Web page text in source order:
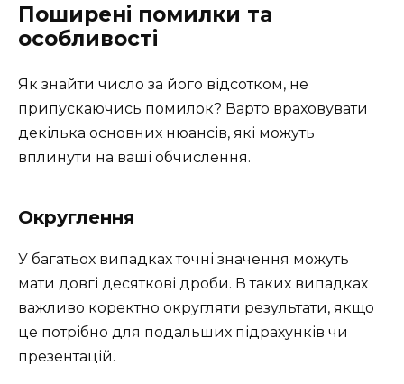
Поширені помилки та
особливості
Як знайти число за його відсотком, не
припускаючись помилок? Варто враховувати
декілька основних нюансів, які можуть
вплинути на ваші обчислення.
Округлення
У багатьох випадках точні значення можуть
мати довгі десяткові дроби. В таких випадках
важливо коректно округляти результати, якщо
це потрібно для подальших підрахунків чи
презентацій.